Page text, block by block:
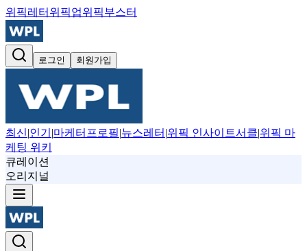
위픽레터 위픽업위픽부스터
로그인 회원가입
최신|인기 |마케터프로필|뉴스레터 |위픽 인사이트서클|위픽 마
케팅 위키
큐레이션
오리지널